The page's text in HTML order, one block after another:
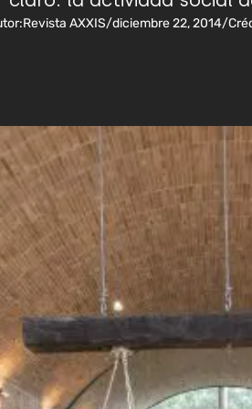
Revista AXXIS/diciembre 22, 2014/